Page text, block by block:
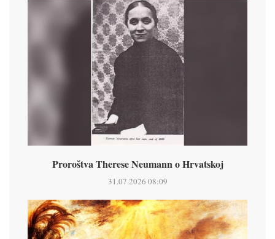
Proroštva Therese Neumann o Hrvatskoj
31.07.2026 08:09